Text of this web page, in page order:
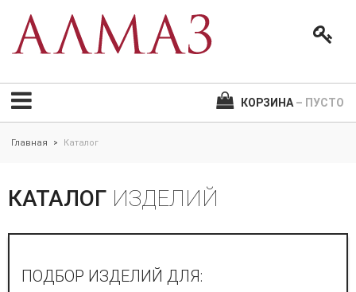
КОРЗИНА – ПУСТО
Главная > Каталог
КАТАЛОГ ИЗДЕЛИЙ
ПОДБОР ИЗДЕЛИЙ ДЛЯ: